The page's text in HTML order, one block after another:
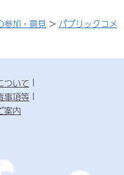
参加・意見 > パブリックコメ
ついて
事項等
案内